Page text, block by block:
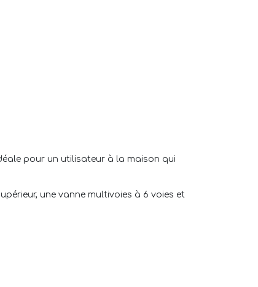
pour un utilisateur à la maison qui
une vanne multivoies à 6 voies et